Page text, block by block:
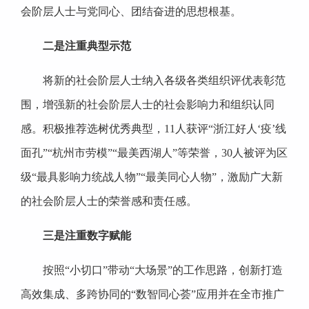
会阶层人士与党同心、团结奋进的思想根基。
二是注重典型示范
将新的社会阶层人士纳入各级各类组织评优表彰范
围，增强新的社会阶层人士的社会影响力和组织认同
感。积极推荐选树优秀典型，11人获评“浙江好人‘疫’线
面孔”“杭州市劳模”“最美西湖人”等荣誉，30人被评为区
级“最具影响力统战人物”“最美同心人物”，激励广大新
的社会阶层人士的荣誉感和责任感。
三是注重数字赋能
按照“小切口”带动“大场景”的工作思路，创新打造
高效集成、多跨协同的“数智同心荟”应用并在全市推广